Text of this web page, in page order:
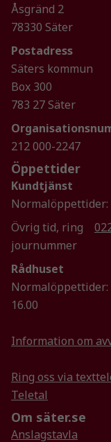
Åsgränd 2
78330 Säter
Postadress
Säters kommun
Box 300
783 27 Säter
212 000-2247
Öppettider
Kundtjänst
Normalöppettider:
Övrig tid, ring
journummer
Rådhuset
Normalöppettider:
16.00
Information om
Ring oss via
Teletal
Om säter.se
Anslagstavla